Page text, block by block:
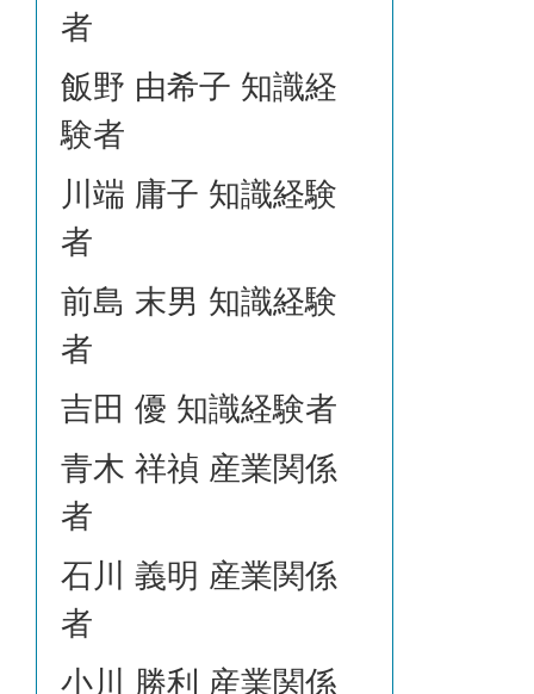
者
飯野 由希子 知識経
験者
川端 庸子 知識経験
者
前島 末男 知識経験
者
吉田 優 知識経験者
青木 祥禎 産業関係
者
石川 義明 産業関係
者
小川 勝利 産業関係